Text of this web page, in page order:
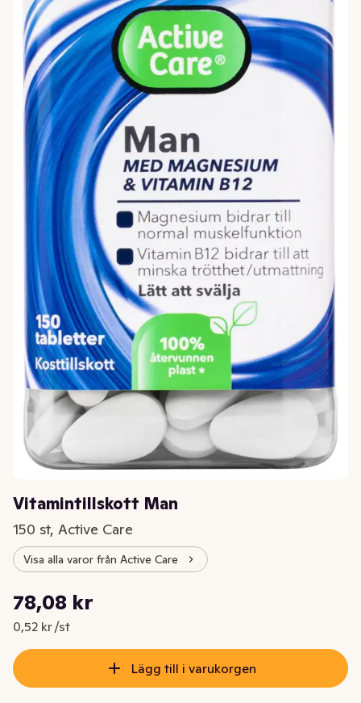
Vitamintillskott Man
150 st, Active Care
Visa alla varor från Active Care
Nuvarande pris är: 78,08 kr
78,08 kr
0,52 kr /st
Styckpris: 0,52 kr /st
Lägg till i varukorgen